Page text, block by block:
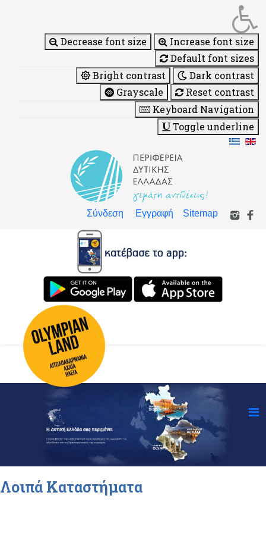
Decrease font size
Increase font size
Default font sizes
Bright contrast
Dark contrast
Grayscale
Reset contrast
Keyboard Navigation
Toggle underline
Σύνδεση Εγγραφή Sitemap
Λοιπά Καταστήματα